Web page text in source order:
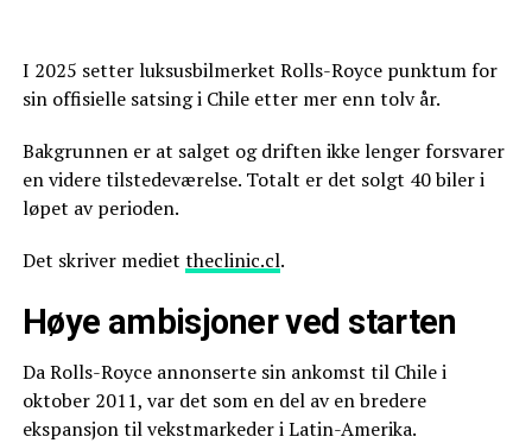
I 2025 setter luksusbilmerket Rolls-Royce punktum for
sin offisielle satsing i Chile etter mer enn tolv år.
Bakgrunnen er at salget og driften ikke lenger forsvarer
en videre tilstedeværelse. Totalt er det solgt 40 biler i
løpet av perioden.
Det skriver mediet theclinic.cl.
Høye ambisjoner ved starten
Da Rolls-Royce annonserte sin ankomst til Chile i
oktober 2011, var det som en del av en bredere
ekspansjon til vekstmarkeder i Latin-Amerika.